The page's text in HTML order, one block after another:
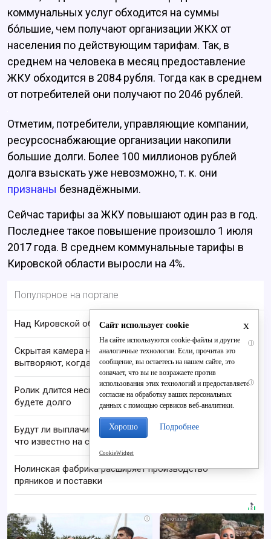
коммунальных услуг обходится на суммы
бо́льшие, чем получают организации ЖКХ от
населения по действующим тарифам. Так, в
среднем на человека в месяц предоставление
ЖКУ обходится в 2084 рубля. Тогда как в среднем
от потребителей они получают по 2046 рублей.
Отметим, потребители, управляющие компании,
ресурсоснабжающие организации накопили
большие долги. Более 100 миллионов рублей
долга взыскать уже невозможно, т. к. они
признаны безнадёжными.
Сейчас тарифы за ЖКУ повышают один раз в год.
Последнее такое повышение произошло 1 июля
2017 года. В среднем коммунальные тарифы в
Кировской области выросли на 4%.
Популярное на портале
Над Кировской областью сбили БПЛА
i
Скрытая камера на пляже Крыма: Что люди
вытворяют, когда их не видят...
i
Ролик длится несколько секунд, а смеяться вы
будете долго
Будут ли выплачивать 13-ю пенсию в 2026 году:
что известно на сегодня
Нолинская фабрика расширяет производство
пряников и поставки
i
x
Сайт использует cookie
На сайте используются cookie-файлы и другие
аналогичные технологии. Если, прочитав это
сообщение, вы остаетесь на нашем сайте, это
означает, что вы не возражаете против
использования этих технологий и предоставляете
согласие на обработку ваших персональных
данных с помощью сервисов веб-аналитики.
Хорошо Подробнее
CookieWidget